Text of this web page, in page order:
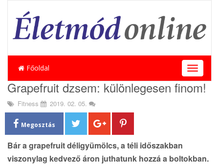
Főoldal
T
o
g
i
Grapefruit dzsem: különlegesen finom!
Fitness 2019. 02. 05.
Megosztás
Bár a grapefruit déligyümölcs, a téli időszakban
viszonylag kedvező áron juthatunk hozzá a boltokban.